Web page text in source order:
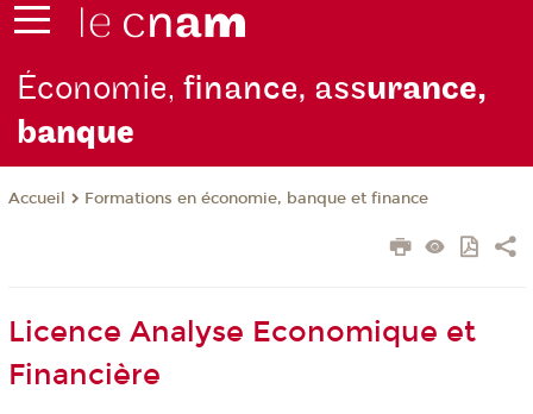
Économie,finance, assurance,
banque
Accueil Formations en économie, banque et finance
Licence Analyse Economique et
Financière